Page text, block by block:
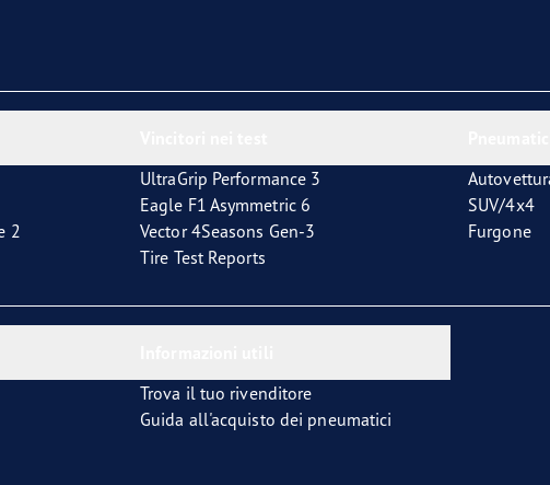
2
UltraGrip Performance 3
Eagle F1 Asymmetric 6
Vector 4Seasons Gen-3
Tire Test Reports
SUV/4x4
Furgone
Trova il tuo rivenditore
Guida all'acquisto dei pneumatici